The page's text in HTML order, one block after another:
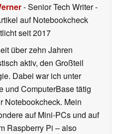
- Senior Tech Writer-
auf Notebookcheck
seit 2017
über zehn Jahren
aktiv, den Großteil
Dabei war ich unter
und ComputerBase tätig
Notebookcheck. Mein
auf Mini-PCs und auf
Raspberry Pi – also